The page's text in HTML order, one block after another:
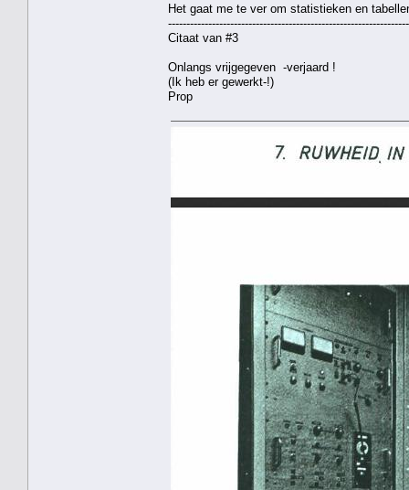
Het gaat me te ver om statistieken en
Citaat van #3
Onlangs vrijgegeven -verjaard !
(Ik heb er gewerkt-!)
Prop